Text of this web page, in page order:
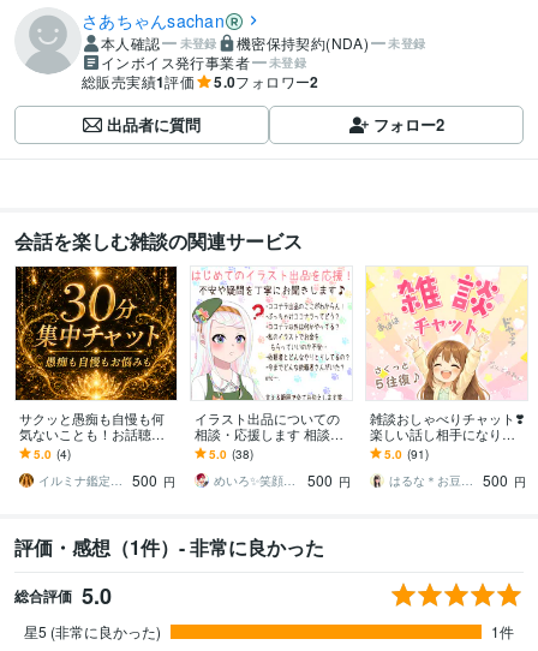
さあちゃんsachan
本人確認 未登録 機密保持契約(NDA) 未登録
インボイス発行事業者 未登録
総販売実績1評価 5.0フォロワー2
出品者に質問 フォロー2
会話を楽しむ雑談の関連サービス
サクッと愚痴も自慢も何
気ないことも！お話聴き
ます ３０分集中チャット
☆隙間時間や暇な時、気
軽にお話しよ♪
5.0 (4)
イルミナ鑑定⭐彩叶Saika
500 円
イラスト出品についての
相談・応援します 相談・
雑談・作業・サポートな
ど！なんでもお手伝いし
ます♫
5.0 (38)
めいろ✨笑顔絵イラストレーター
500 円
雑談おしゃべりチャット❣️
楽しい話し相手になりま
す ５往復⭐短めメッセー
ジ・回数制・気分転換・
近況報告・女友達ꕤ
5.0 (91)
はるな＊お豆腐メンタルさんの味方
500 円
評価・感想（1件）- 非常に良かった
総合評価 5.0
星5 (非常に良かった)
1件